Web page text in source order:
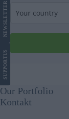
SUPPORT
US
NEWS
LETTER
Our Portfolio
Kontakt